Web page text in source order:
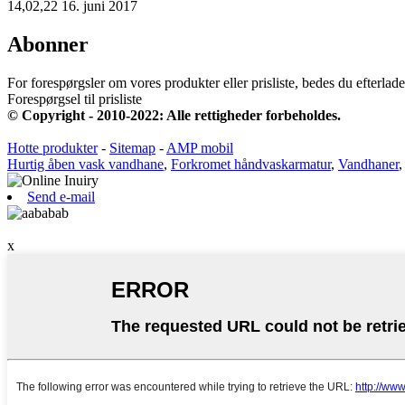
14,02,22 16. juni 2017
Abonner
For forespørgsler om vores produkter eller prisliste, bedes du
Forespørgsel til prisliste
© Copyright - 2010-2022: Alle rettigheder forbeholdes.
Hotte produkter- Sitemap - AMP mobil
Hurtig åben vask vandhane, Forkromet håndvaskarmatur, Vandhaner,
Send e-mail
x